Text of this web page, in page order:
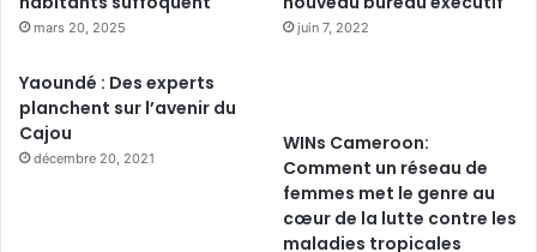
mars 20, 2025 juin 7, 2022
Yaoundé : Des experts
planchent sur l’avenir du
Cajou
décembre 20, 2021
WINs Cameroon:
Comment un réseau de
femmes met le genre au
cœur de la lutte contre les
maladies tropicales